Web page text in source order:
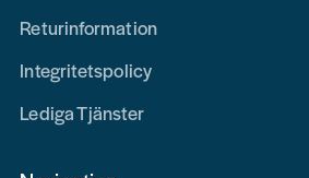
Returinformation
Integritetspolicy
Lediga Tjänster